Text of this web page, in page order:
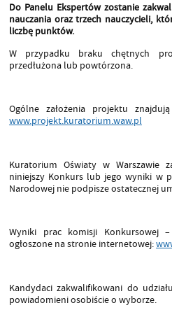
Do Panelu Ekspertów zostanie
nauczania oraz trzech nauczycieli,
liczbę punktów.
W przypadku braku chętnych
przedłużona lub powtórzona.
Ogólne założenia projektu
www.projekt.kuratorium.waw.pl
Kuratorium Oświaty w Warszawie
niniejszy Konkurs lub jego wyniki w
Narodowej nie podpisze ostatecznej
Wyniki prac komisji Konkursowej
ogłoszone na stronie internetowej:
Kandydaci zakwalifikowani do
powiadomieni osobiście o wyborze.